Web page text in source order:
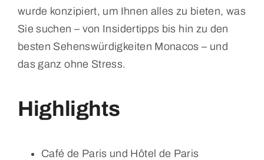
wurde konzipiert, um Ihnen alles zu bieten, was
Sie suchen – von Insidertipps bis hin zu den
besten Sehenswürdigkeiten Monacos – und
das ganz ohne Stress.
Highlights
Café de Paris und Hôtel de Paris